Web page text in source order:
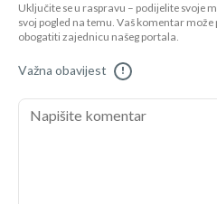
Uključite se u raspravu – podijelite svoje
svoj pogled na temu. Vaš komentar
obogatiti zajednicu našeg portala.
Važna obavijest !